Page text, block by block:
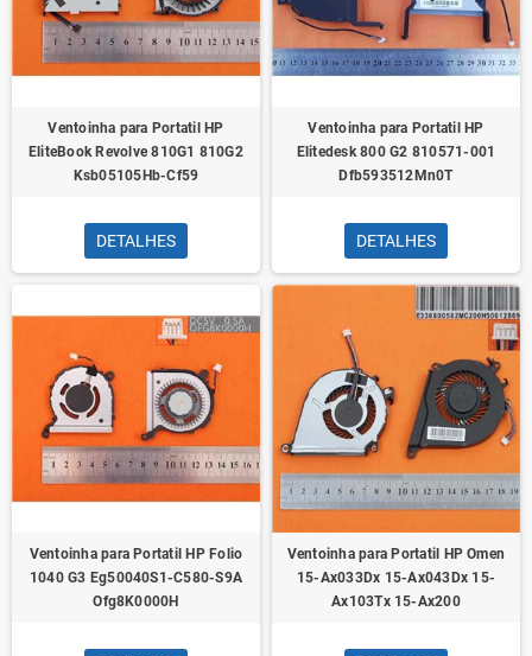
Ventoinha para Portatil HP
EliteBook Revolve 810G1 810G2
Ksb05105Hb-Cf59
DETALHES
Ventoinha para Portatil HP
Elitedesk 800 G2 810571-001
Dfb593512Mn0T
DETALHES
Ventoinha para Portatil HP Folio
1040 G3 Eg50040S1-C580-S9A
Ofg8K0000H
Ventoinha para Portatil HP Omen
15-Ax033Dx 15-Ax043Dx 15-
Ax103Tx 15-Ax200